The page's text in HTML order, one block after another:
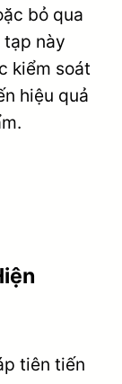
bỏ qua
này
kiểm soát
hiệu quả
tiên tiến